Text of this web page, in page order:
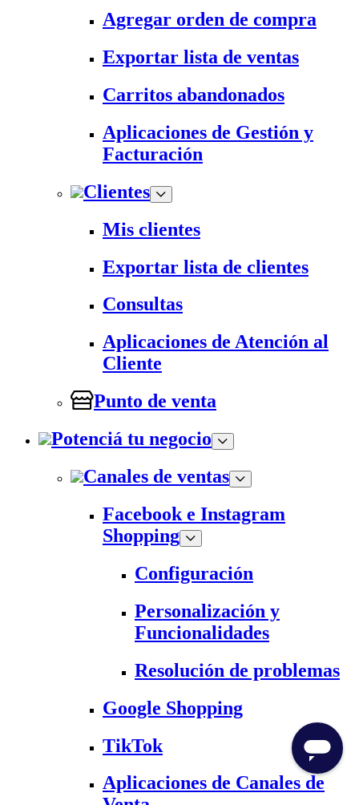
Agregar orden de compra
Exportar lista de ventas
Carritos abandonados
Aplicaciones de Gestión y
Facturación
Clientes
Mis clientes
Exportar lista de clientes
Consultas
Aplicaciones de Atención al
Cliente
Punto de venta
Potenciá tu negocio
Canales de ventas
Facebook e Instagram
Shopping
Configuración
Personalización y
Funcionalidades
Resolución de problemas
Google Shopping
TikTok
Aplicaciones de Canales de